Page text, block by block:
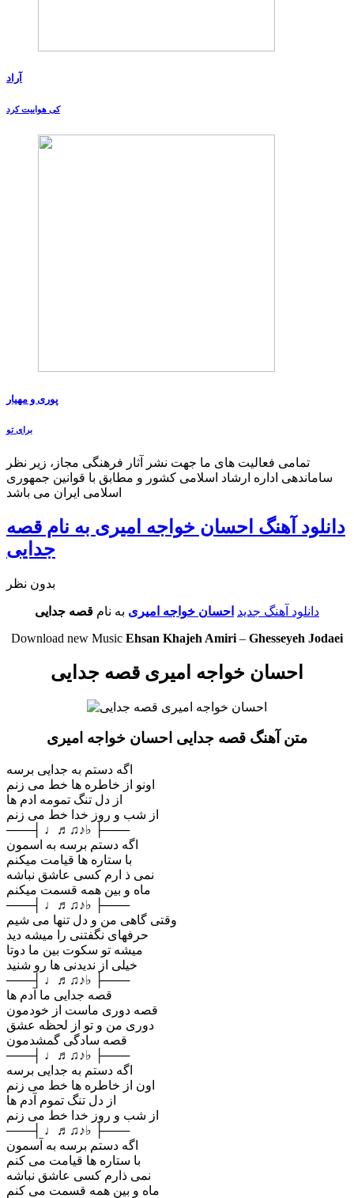
آراد
کی هواییت کرد
پوری و مهیار
برای تو
تمامی فعالیت های ما جهت نشر آثار فرهنگی مجاز، زیر نظر
ساماندهی اداره ارشاد اسلامی کشور و مطابق با قوانین جمهوری
اسلامی ایران می باشد
دانلود آهنگ احسان خواجه امیری به نام قصه
جدایی
بدون نظر
دانلود آهنگ جدید احسان خواجه امیری به نام قصه جدایی
Download new Music Ehsan Khajeh Amiri – Ghesseyeh Jodaei
احسان خواجه امیری قصه جدایی
متن آهنگ قصه جدایی احسان خواجه امیری
اگه دستم به جدایی برسه
اونو از خاطره ها خط می زنم
از دل تنگ تمومه ادم ها
از شب و روز خدا خط می زنم
───┤ ♩♬♫♪♭ ├───
اگه دستم برسه به اسمون
با ستاره ها قیامت میکنم
نمی ذ ارم کسی عاشق نباشه
ماه و بین همه قسمت میکنم
───┤ ♩♬♫♪♭ ├───
وقتی گاهی من و دل تنها می شیم
حرفهای نگفتنی را میشه دید
میشه تو سکوت بین ما دوتا
خیلی از ندیدنی ها رو شنید
───┤ ♩♬♫♪♭ ├───
قصه جدایی ما آدم ها
قصه دوری ماست از خودمون
دوری من و تو از لحظه عشق
قصه سادگی گمشدمون
───┤ ♩♬♫♪♭ ├───
اگه دستم به جدایی برسه
اون از خاطره ها خط می زنم
از دل تنگ تموم آدم ها
از شب و روز خدا خط می زنم
───┤ ♩♬♫♪♭ ├───
اگه دستم برسه به آسمون
با ستاره ها قیامت می کنم
نمی ذارم کسی عاشق نباشه
ماه و بین همه قسمت می کنم